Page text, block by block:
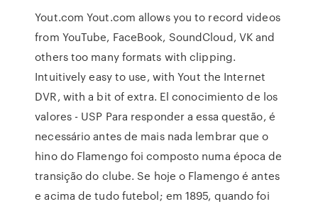
Yout.com Yout.com allows you to record videos
from YouTube, FaceBook, SoundCloud, VK and
others too many formats with clipping.
Intuitively easy to use, with Yout the Internet
DVR, with a bit of extra. El conocimiento de los
valores - USP Para responder a essa questão, é
necessário antes de mais nada lembrar que o
hino do Flamengo foi composto numa época de
transição do clube. Se hoje o Flamengo é antes
e acima de tudo futebol; em 1895, quando foi